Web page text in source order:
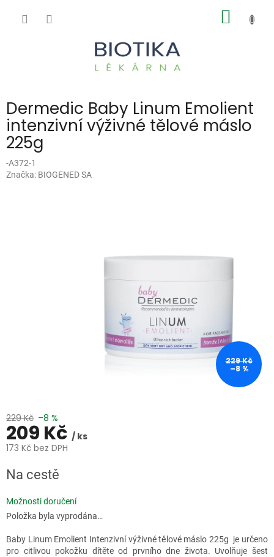
Dermedic Baby Linum Emolient
intenzivní výživné tělové máslo
225g
-A372-1
Značka: BIOGENED SA
229 Kč
–8 %
229 Kč –8 %
209 Kč / ks
173 Kč bez DPH
cena:
Na cestě
Možnosti doručení
Položka byla vyprodána…
Baby Linum Emolient Intenzivní výživné tělové máslo 225g je určeno
pro citlivou pokožku dítěte od prvního dne života. Uvolňuje šest